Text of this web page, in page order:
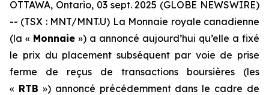
OTTAWA, Ontario, 03 sept. 2025 (GLOBE NEWSWIRE)
-- (TSX : MNT/MNT.U) La Monnaie royale canadienne
(la « Monnaie ») a annoncé aujourd’hui qu’elle a fixé
le prix du placement subséquent par voie de prise
ferme de reçus de transactions boursières (les
« RTB ») annoncé précédemment dans le cadre de